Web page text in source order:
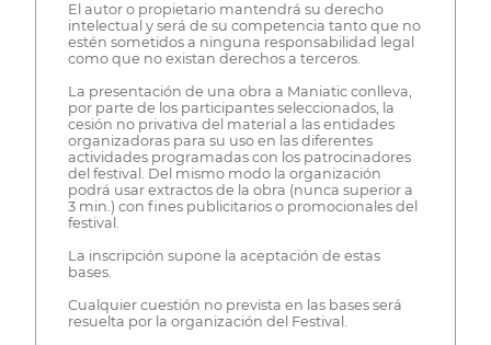
El autor o propietario mantendrá su derecho
intelectual y será de su competencia tanto que no
estén sometidos a ninguna responsabilidad legal
como que no existan derechos a terceros.
La presentación de una obra a Maniatic conlleva,
por parte de los participantes seleccionados, la
cesión no privativa del material a las entidades
organizadoras para su uso en las diferentes
actividades programadas con los patrocinadores
del festival. Del mismo modo la organización
podrá usar extractos de la obra (nunca superior a
3 min.) con fines publicitarios o promocionales del
festival.
La inscripción supone la aceptación de estas
bases.
Cualquier cuestión no prevista en las bases será
resuelta por la organización del Festival.